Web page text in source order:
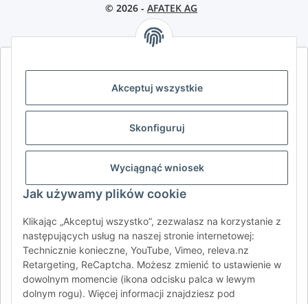
Akceptuj wszystkie
Skonfiguruj
Wyciągnąć wniosek
Jak używamy plików cookie
Klikając „Akceptuj wszystko”, zezwalasz na korzystanie z
następujących usług na naszej stronie internetowej:
Technicznie konieczne, YouTube, Vimeo, releva.nz
Retargeting, ReCaptcha. Możesz zmienić to ustawienie w
dowolnym momencie (ikona odcisku palca w lewym
dolnym rogu). Więcej informacji znajdziesz pod
© 2026 - AFATEK AG
AFATEK INTERNATIONAL – WYBIERZ REGION I JĘZYK | SELECT
DE AT CH (DE) CH (FR)
BE (NL) BE (FR)
SE FI
RO HR
AFATEK International| Twój partner w zakresie części
zamiennych do przyczep i pojazdów samochodowych